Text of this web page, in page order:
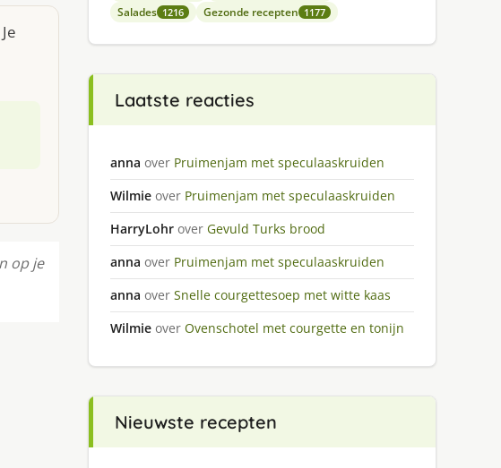
op je
Salades 1216 Gezonde recepten 1177
Laatste reacties
anna over Pruimenjam met speculaaskruiden
Wilmie over Pruimenjam met speculaaskruiden
HarryLohr over Gevuld Turks brood
anna over Pruimenjam met speculaaskruiden
anna over Snelle courgettesoep met witte kaas
Wilmie over Ovenschotel met courgette en tonijn
Nieuwste recepten